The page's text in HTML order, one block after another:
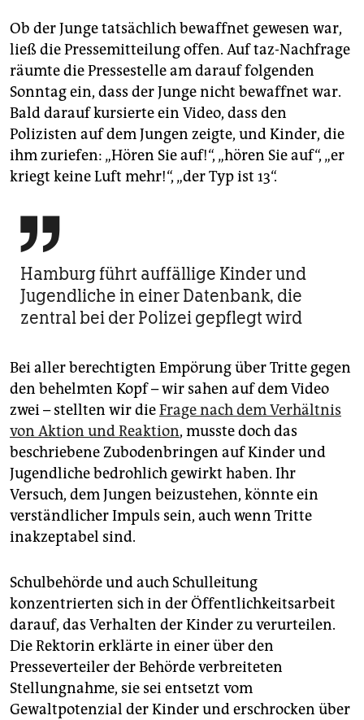
Ob der Junge tatsächlich bewaffnet gewesen war,
ließ die Pressemitteilung offen. Auf taz-Nachfrage
räumte die Pressestelle am darauf folgenden
Sonntag ein, dass der Junge nicht bewaffnet war.
Bald darauf kursierte ein Video, dass den
Polizisten auf dem Jungen zeigte, und Kinder, die
ihm zuriefen: „Hören Sie auf!“, „hören Sie auf“, „er
kriegt keine Luft mehr!“, „der Typ ist 13“.

Hamburg führt auffällige Kinder und
Jugendliche in einer Datenbank, die
zentral bei der Polizei gepflegt wird
Bei aller berechtigten Empörung über Tritte gegen
den behelmten Kopf – wir sahen auf dem Video
zwei – stellten wir dieFrage nach dem Verhältnis
von Aktion und Reaktion, musste doch das
beschriebene Zubodenbringen auf Kinder und
Jugendliche bedrohlich gewirkt haben. Ihr
Versuch, dem Jungen beizustehen, könnte ein
verständlicher Impuls sein, auch wenn Tritte
inakzeptabel sind.
Schulbehörde und auch Schulleitung
konzentrierten sich in der Öffentlichkeitsarbeit
darauf, das Verhalten der Kinder zu verurteilen.
Die Rektorin erklärte in einer über den
Presseverteiler der Behörde verbreiteten
Stellungnahme, sie sei entsetzt vom
Gewaltpotenzial der Kinder und erschrocken über